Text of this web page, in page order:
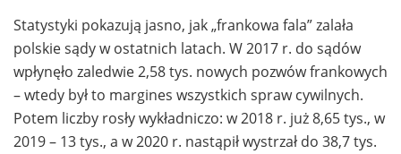
Statystyki pokazują jasno, jak „frankowa fala” zalała
polskie sądy w ostatnich latach. W 2017 r. do sądów
wpłynęło zaledwie 2,58 tys. nowych pozwów frankowych
– wtedy był to margines wszystkich spraw cywilnych.
Potem liczby rosły wykładniczo: w 2018 r. już 8,65 tys., w
2019 – 13 tys., a w 2020 r. nastąpił wystrzał do 38,7 tys.